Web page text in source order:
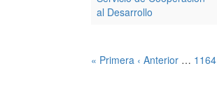
al Desarrollo
« Primera ‹ Anterior … 1164